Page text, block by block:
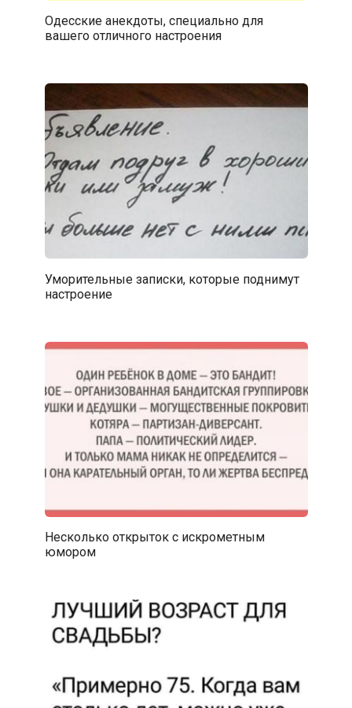
Одесские анекдоты, специально для
вашего отличного настроения
Уморительные записки, которые поднимут
настроение
Несколько открыток с искрометным
юмором